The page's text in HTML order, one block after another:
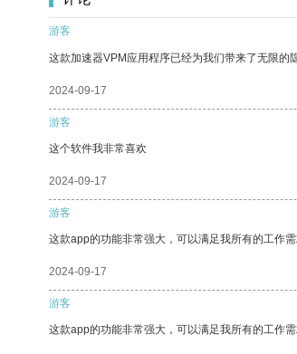
游客
这款加速器VPM应用程序已经为我们带来了无限的
2024-09-17
游客
这个软件我非常喜欢
2024-09-17
游客
这款app的功能非常强大，可以满足我所有的工作
2024-09-17
游客
这款app的功能非常强大，可以满足我所有的工作